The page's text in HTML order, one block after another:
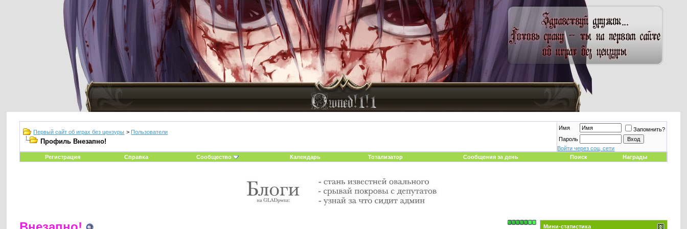
Первый сайт об играх без цензуры > Пользователи
Профиль Внезапнo!
Имя
Запомнить?
Пароль
Войти через соц. сети
Регистрация
Справка Сообщество Календарь Тотализатор Сообщения за день Поиск Награды
Мини-статистика